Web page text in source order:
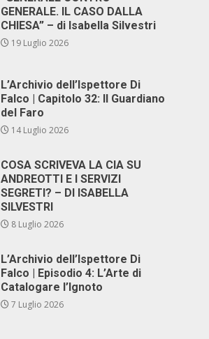
GENERALE. IL CASO DALLA
CHIESA” – di Isabella Silvestri
19 Luglio 2026
L’Archivio dell’Ispettore Di
Falco | Capitolo 32: Il Guardiano
del Faro
14 Luglio 2026
COSA SCRIVEVA LA CIA SU
ANDREOTTI E I SERVIZI
SEGRETI? – DI ISABELLA
SILVESTRI
8 Luglio 2026
L’Archivio dell’Ispettore Di
Falco | Episodio 4: L’Arte di
Catalogare l’Ignoto
7 Luglio 2026